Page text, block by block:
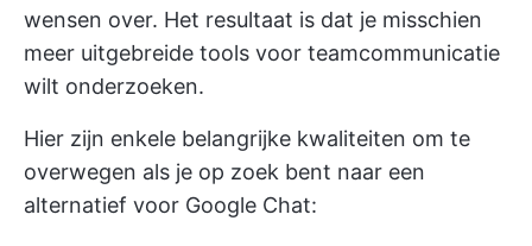
wensen over. Het resultaat is dat je misschien
meer uitgebreide tools voor teamcommunicatie
wilt onderzoeken.
Hier zijn enkele belangrijke kwaliteiten om te
overwegen als je op zoek bent naar een
alternatief voor Google Chat: